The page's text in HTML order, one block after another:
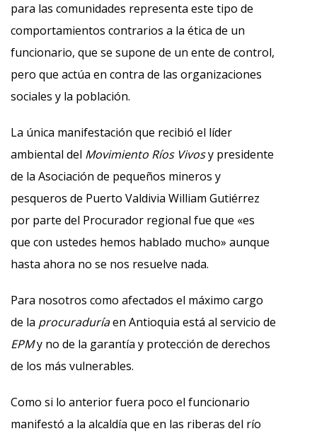
para las comunidades representa este tipo de
comportamientos contrarios a la ética de un
funcionario, que se supone de un ente de control,
pero que actúa en contra de las organizaciones
sociales y la población.
La única manifestación que recibió el líder
ambiental del Movimiento Ríos Vivosy presidente
de la Asociación de pequeños mineros y
pesqueros de Puerto Valdivia William Gutiérrez
por parte del Procurador regional fue que «es
que con ustedes hemos hablado mucho» aunque
hasta ahora no se nos resuelve nada.
Para nosotros como afectados el máximo cargo
de la procuraduríaen Antioquia está al servicio de
EPMy no de la garantía y protección de derechos
de los más vulnerables.
Como si lo anterior fuera poco el funcionario
manifestó a la alcaldía que en las riberas del río